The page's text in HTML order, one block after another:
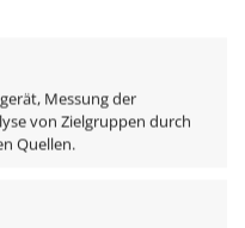
Messung der
von Zielgruppen durch
Quellen.
von der
mit einer
dann nur